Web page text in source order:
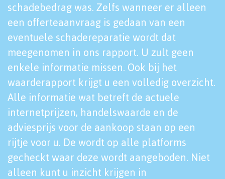
schadebedrag was. Zelfs wanneer er alleen
een offerteaanvraag is gedaan van een
eventuele schadereparatie wordt dat
meegenomen in ons rapport. U zult geen
enkele informatie missen. Ook bij het
waarderapport krijgt u een volledig overzicht.
Alle informatie wat betreft de actuele
internetprijzen, handelswaarde en de
adviesprijs voor de aankoop staan op een
rijtje voor u. De wordt op alle platforms
gecheckt waar deze wordt aangeboden. Niet
alleen kunt u inzicht krijgen in